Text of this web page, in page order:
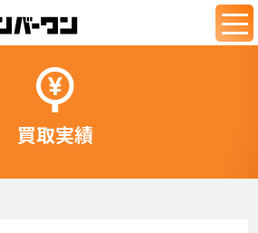
買取実績